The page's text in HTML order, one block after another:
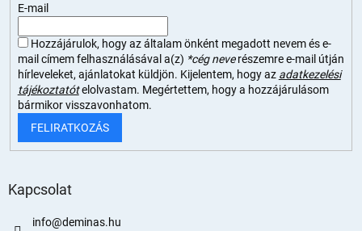
E-mail
Hozzájárulok, hogy az általam önként megadott nevem és e-
mail címem felhasználásával a(z) *cég neverészemre e-mail útján
hírleveleket, ajánlatokat küldjön. Kijelentem, hogy az adatkezelési
tájékoztatót elolvastam. Megértettem, hogy a hozzájárulásom
bármikor visszavonhatom.
FELIRATKOZÁS
Kapcsolat
info@deminas.hu